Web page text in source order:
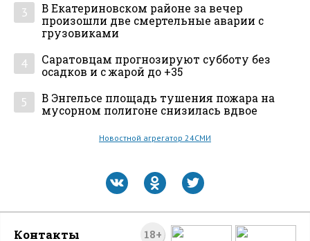
3
В Екатериновском районе за вечер
произошли две смертельные аварии с
грузовиками
4
Саратовцам прогнозируют субботу без
осадков и с жарой до +35
5
В Энгельсе площадь тушения пожара на
мусорном полигоне снизилась вдвое
Новостной агрегатор 24СМИ
18+
Контакты